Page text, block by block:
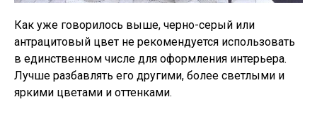
Как уже говорилось выше, черно-серый или
антрацитовый цвет не рекомендуется использовать
в единственном числе для оформления интерьера.
Лучше разбавлять его другими, более светлыми и
яркими цветами и оттенками.